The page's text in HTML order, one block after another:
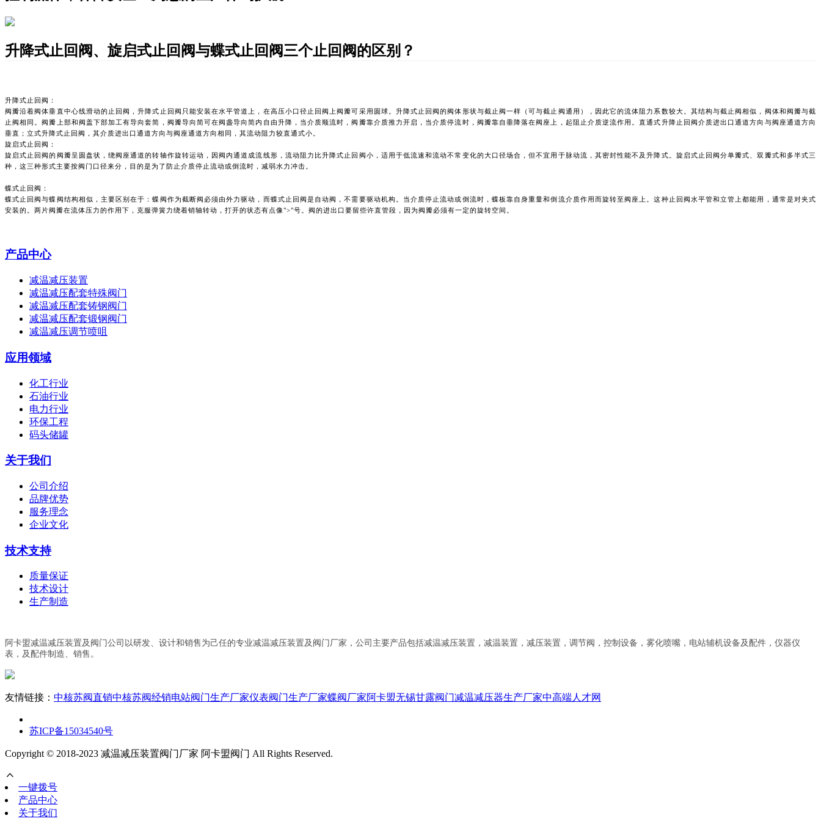
升降式止回阀、旋启式止回阀与蝶式止回阀三个止回阀的区别？
升降式止回阀：
阀瓣沿着阀体垂直中心线滑动的止回阀，升降式止回阀只能安装在水平管道上，在高压小口径止回阀上阀瓣可采用圆球。升降式止回阀的阀体形状与截止阀一样（可与截止阀通用），因此它的流体阻力系数较大。其结构与截止阀相似，阀体和阀瓣与截
止阀相同。阀瓣上部和阀盖下部加工有导向套简，阀瓣导向简可在阀盏导向简内自由升降，当介质顺流时，阀瓣靠介质推力开启，当介质停流时，阀瓣靠自垂降落在阀座上，起阻止介质逆流作用。直通式升降止回阀介质进出口通道方向与阀座通道方向
垂直；立式升降式止回阀，其介质进出口通道方向与阀座通道方向相同，其流动阻力较直通式小。
旋启式止回阀：
旋启式止回阀的阀瓣呈圆盘状，绕阀座通道的转轴作旋转运动，因阀内通道成流线形，流动阻力比升降式止回阀小，适用于低流速和流动不常变化的大口径场合，但不宜用于脉动流，其密封性能不及升降式。旋启式止回阀分单瓣式、双瓣式和多半式三
种，这三种形式主要按阀门口径来分，目的是为了防止介质停止流动或倒流时，减弱水力冲击。
蝶式止回阀：
蝶式止回阀与蝶阀结构相似，主要区别在于：蝶阀作为截断阀必须由外力驱动，而蝶式止回阀是自动阀，不需要驱动机构。当介质停止流动或倒流时，蝶板靠自身重量和倒流介质作用而旋转至阀座上。这种止回阀水平管和立管上都能用，通常是对夹式
安装的。两片阀瓣在流体压力的作用下，克服弹簧力绕着销轴转动，打开的状态有点像">"号。阀的进出口要留些许直管段，因为阀瓣必须有一定的旋转空间。
产品中心
减温减压装置
减温减压配套特殊阀门
减温减压配套铸钢阀门
减温减压配套锻钢阀门
减温减压调节喷咀
应用领域
化工行业
石油行业
电力行业
环保工程
码头储罐
关于我们
公司介绍
品牌优势
服务理念
企业文化
技术支持
质量保证
技术设计
生产制造
阿卡盟减温减压装置及阀门公司以研发、设计和销售为己任的专业减温减压装置及阀门厂家，公司主要产品包括减温减压装置，减温装置，减压装置，调节阀，控制设备，雾化喷嘴，电站辅机设备及配件，仪器仪
表，及配件制造、销售。
友情链接： 中核苏阀直销中核苏阀经销电站阀门生产厂家仪表阀门生产厂家蝶阀厂家阿卡盟无锡甘露阀门减温减压器生产厂家中高端人才网
苏ICP备15034540号
Copyright © 2018-2023 减温减压装置阀门厂家 阿卡盟阀门 All Rights Reserved.
一键拨号
产品中心
关于我们